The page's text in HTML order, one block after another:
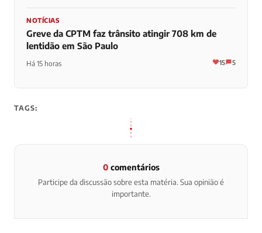
NOTÍCIAS
Greve da CPTM faz trânsito atingir 708 km de
lentidão em São Paulo
Há 15 horas 15 5
TAGS:
0comentários
Participe da discussão sobre esta matéria. Sua opinião é
importante.